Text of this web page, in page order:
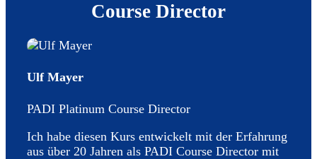
Course Director
Ulf Mayer
PADI Platinum Course Director
Ich habe diesen Kurs entwickelt mit der Erfahrung
aus über 20 Jahren als PADI Course Director mit